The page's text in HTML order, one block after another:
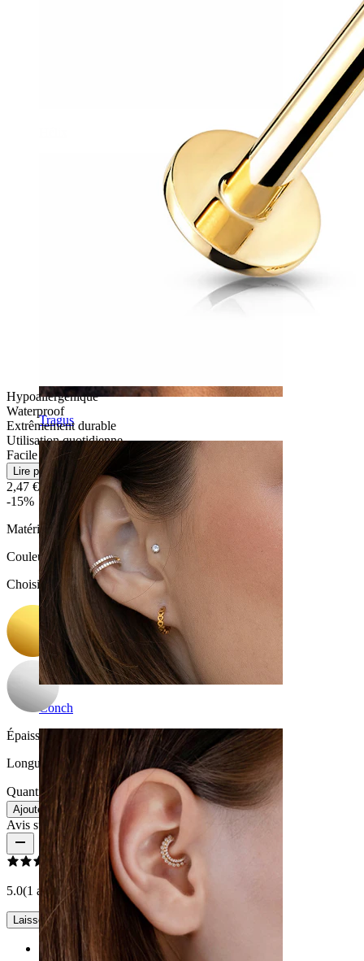
Tragus
Conch
Hypoallergénique
Waterproof
Extrêmement durable
Utilisation quotidienne
Facile
Lire plus
2,47 €2,90 €
-15%
Matériau:
Titane
Couleur:
Choisissez Couleur
Épaisseur du fil: 1 mm
Longueur:
6 mm
Quantité : 1
Modifier
Ajouter au panier
Avis sur le produit
5.0(1 avis)
Laisser un commentaire
Rating